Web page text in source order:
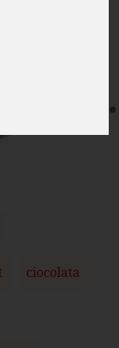
ciocolata